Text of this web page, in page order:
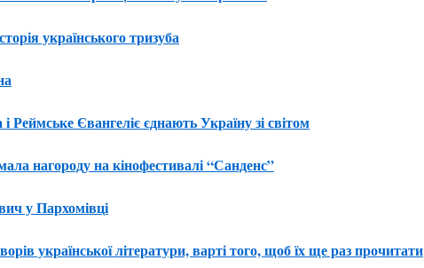
українського тризуба
Реймське Євангеліє єднають Україну зі світом
нагороду на кінофестивалі “Санденс”
у Пархомівці
української літератури, варті того, щоб їх ще раз прочитати